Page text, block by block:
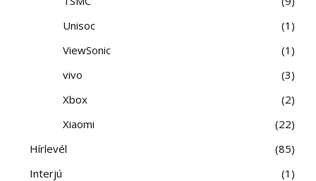
Unisoc
1
ViewSonic
1
vivo
3
Xbox
2
Xiaomi
22
Hírlevél
85
Interjú
1